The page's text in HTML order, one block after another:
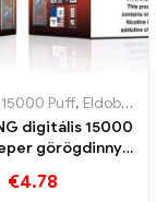
,
Puff, Eldobható e-cigaretta Svédország
digitális 15000
görögdinnye
e-cigaretta
€4.78